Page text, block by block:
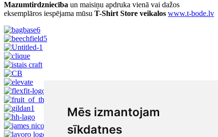
Mēs izmantojam
sīkdatnes
Mazumtirdzniecība un maisiņu apdruka vienā vai dažos
eksemplāros iespējama mūsu T-Shirt Store veikalos www.t-bode.lv